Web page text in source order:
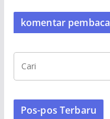
komentar pembaca
Pos-pos Terbaru